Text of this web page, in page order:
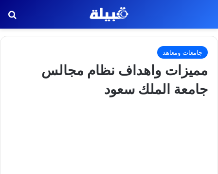
جامعات ومعاهد
مميزات واهداف نظام مجالس
جامعة الملك سعود